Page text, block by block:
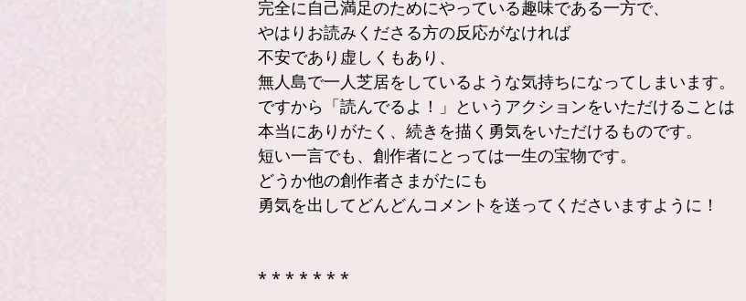
完全に自己満足のためにやっている趣味である一方で、
やはりお読みくださる方の反応がなければ
不安であり虚しくもあり、
無人島で一人芝居をしているような気持ちになってしまいます。
ですから「読んでるよ！」というアクションをいただけることは
本当にありがたく、続きを描く勇気をいただけるものです。
短い一言でも、創作者にとっては一生の宝物です。
どうか他の創作者さまがたにも
勇気を出してどんどんコメントを送ってくださいますように！
* * * * * * *